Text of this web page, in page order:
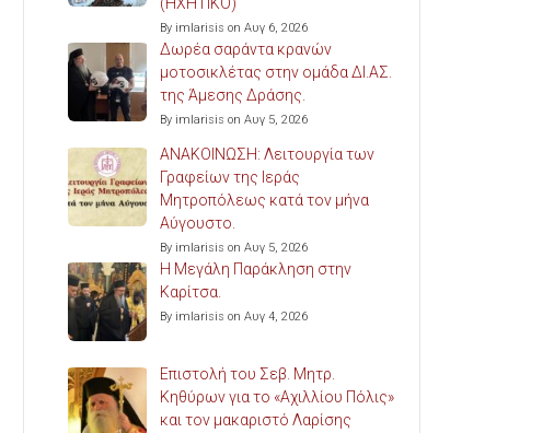
By imlarisis on Αυγ 6, 2026
Δωρέα σαράντα κρανών
μοτοσικλέτας στην ομάδα ΔΙ.ΑΣ.
της Άμεσης Δράσης.
By imlarisis on Αυγ 5, 2026
ΑΝΑΚΟΙΝΩΣΗ: Λειτουργία των
Γραφείων της Ιεράς
Μητροπόλεως κατά τον μήνα
Αύγουστο.
By imlarisis on Αυγ 5, 2026
Η Μεγάλη Παράκληση στην
Καρίτσα.
By imlarisis on Αυγ 4, 2026
Επιστολή του Σεβ. Μητρ.
Κηθύρων για το «Αχιλλίου Πόλις»
και τον μακαριστό Λαρίσης